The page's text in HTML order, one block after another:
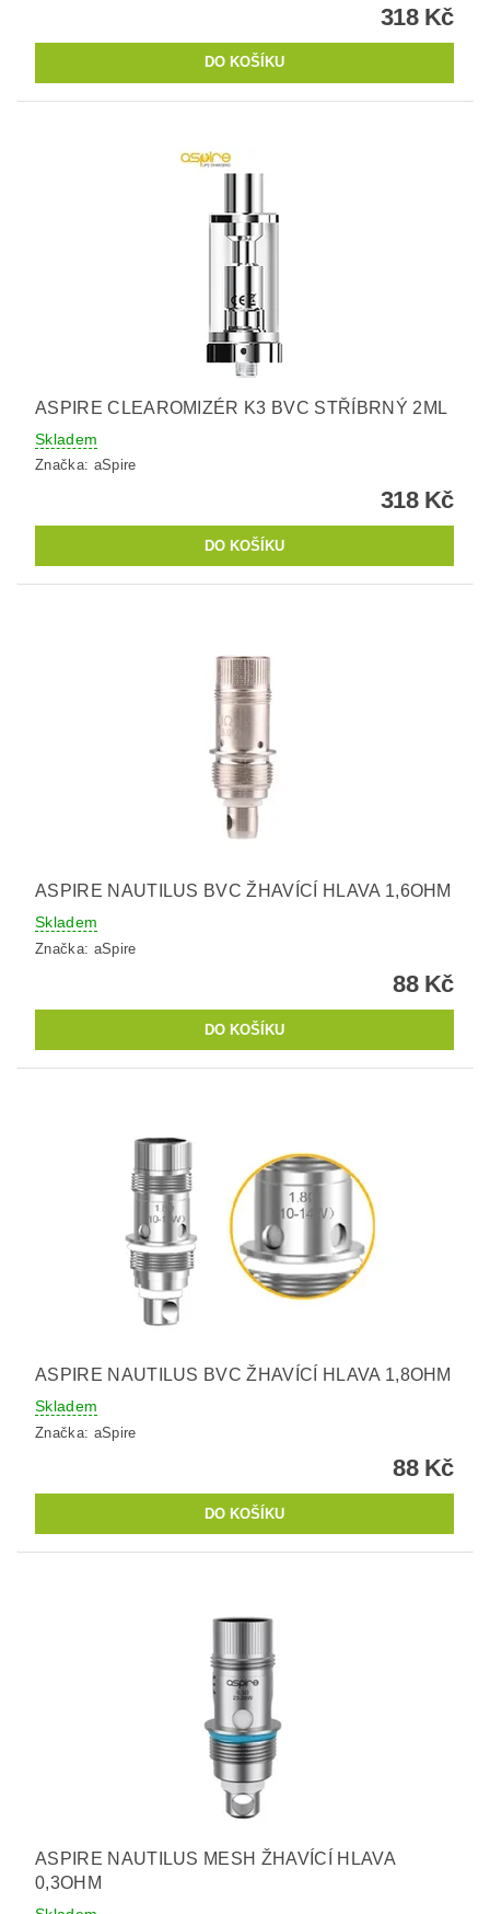
318 Kč
ASPIRE CLEAROMIZÉR K3 BVC STŘÍBRNÝ 2ML
Skladem
Značka: aSpire
318 Kč
ASPIRE NAUTILUS BVC ŽHAVÍCÍ HLAVA 1,6OHM
Skladem
Značka: aSpire
88 Kč
ASPIRE NAUTILUS BVC ŽHAVÍCÍ HLAVA 1,8OHM
Skladem
Značka: aSpire
88 Kč
ASPIRE NAUTILUS MESH ŽHAVÍCÍ HLAVA
0,3OHM